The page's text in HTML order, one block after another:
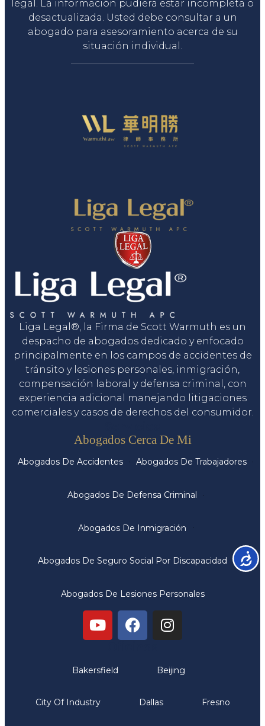
legal. La información pudiera estar incompleta o
desactualizada. Usted debe consultar a un
abogado para asesoramiento acerca de su
situación individual.
Liga Legal®, la Firma de Scott Warmuth es un
despacho de abogados dedicado y enfocado
principalmente en los campos de accidentes de
tránsito y lesiones personales, inmigración,
compensación laboral y defensa criminal, con
experiencia adicional manejando litigaciones
comerciales y casos de derechos del consumidor.
Abogados Cerca De Mi
Abogados De Accidentes Abogados De Trabajadores
Abogados De Defensa Criminal
Abogados De Inmigración
Abogados De Seguro Social Por Discapacidad
Abogados De Lesiones Personales
Bakersfield Beijing
City Of Industry Dallas Fresno